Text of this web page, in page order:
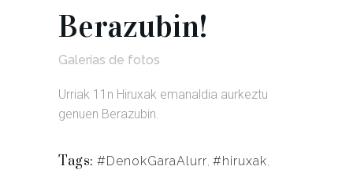
Berazubin!
Galerías de fotos
Urriak 11n Hiruxak emanaldia aurkeztu
genuen Berazubin.
Tags: #DenokGaraAlurr, #hiruxak,